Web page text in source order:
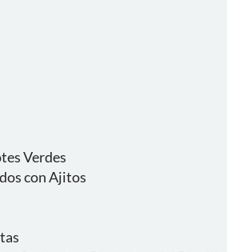
Verdes
con Ajitos